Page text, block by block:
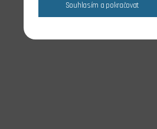
Souhlasím a pokračovat